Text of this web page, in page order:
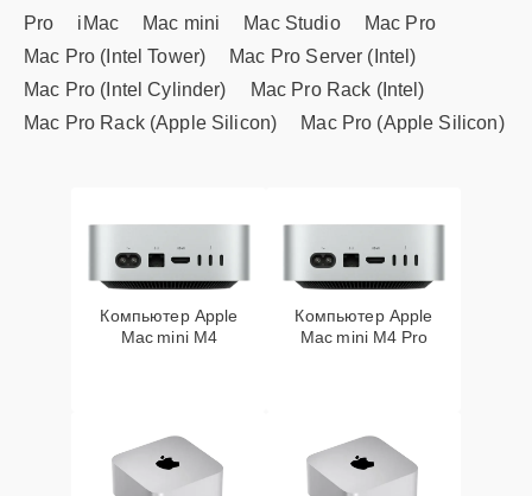
Pro iMac Mac mini Mac Studio
Mac Pro
Mac Pro (Intel Tower)
Mac Pro Server (Intel)
Mac Pro (Intel Cylinder)
Mac Pro Rack (Intel)
Mac Pro Rack (Apple Silicon)
Mac Pro (Apple Silicon)
Компьютер Apple
Mac mini M4
Компьютер Apple
Mac mini M4 Pro